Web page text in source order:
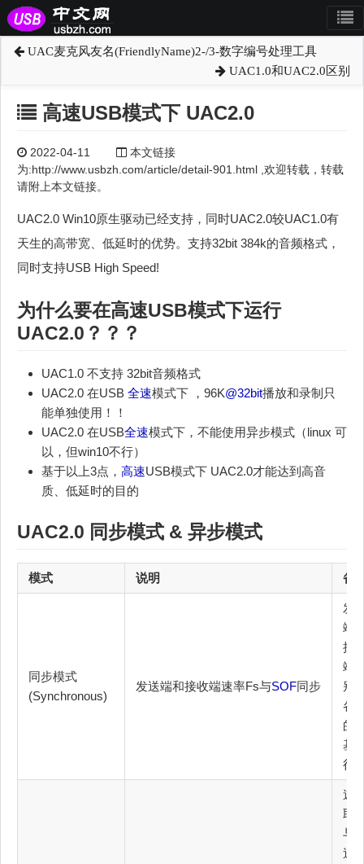
UAC麦克风友名(FriendlyName)2-/3-数字编号处理工具
UAC1.0和UAC2.0区别
高速USB模式下 UAC2.0
2022-04-11
本文链接
为:http://www.usbzh.com/article/detail-901.html ,欢迎转载，转载
请附上本文链接。
UAC2.0 Win10原生驱动已经支持，同时UAC2.0较UAC1.0有
天生的高带宽、低延时的优势。支持32bit 384k的音频格式，
同时支持USB High Speed!
为什么要在高速USB模式下运行
UAC2.0？？？
UAC1.0 不支持 32bit音频格式
UAC2.0 在USB 全速模式下 ，96K@32bit播放和录制只
能单独使用！！
UAC2.0 在USB全速模式下，不能使用异步模式（linux 可
以，但win10不行）
基于以上3点， 高速USB模式下 UAC2.0才能达到高音
质、低延时的目的
UAC2.0 同步模式 & 异步模式
模式 说明 备
同步模式
(Synchronous)
发送端和接收端速率Fs与SOF同步
发
端
接
端
别
各
的
基
行
速
取
与
送